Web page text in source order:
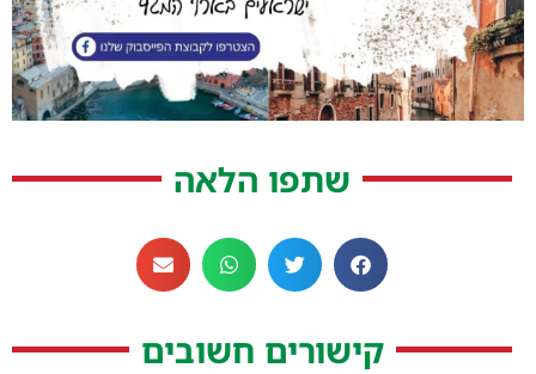
שתפו הלאה
קישורים חשובים